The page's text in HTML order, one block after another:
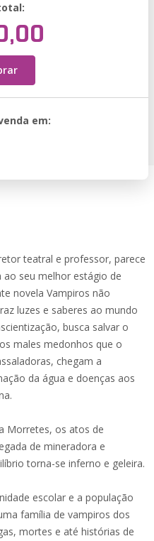
em:
teatral e professor, parece
ao seu melhor estágio de
novela Vampiros não
luzes e saberes ao mundo
busca salvar o
males medonhos que o
chegam a
da água e doenças aos
Morretes, os atos de
de mineradora e
torna-se inferno e geleira.
escolar e a população
família de vampiros dos
mortes e até histórias de